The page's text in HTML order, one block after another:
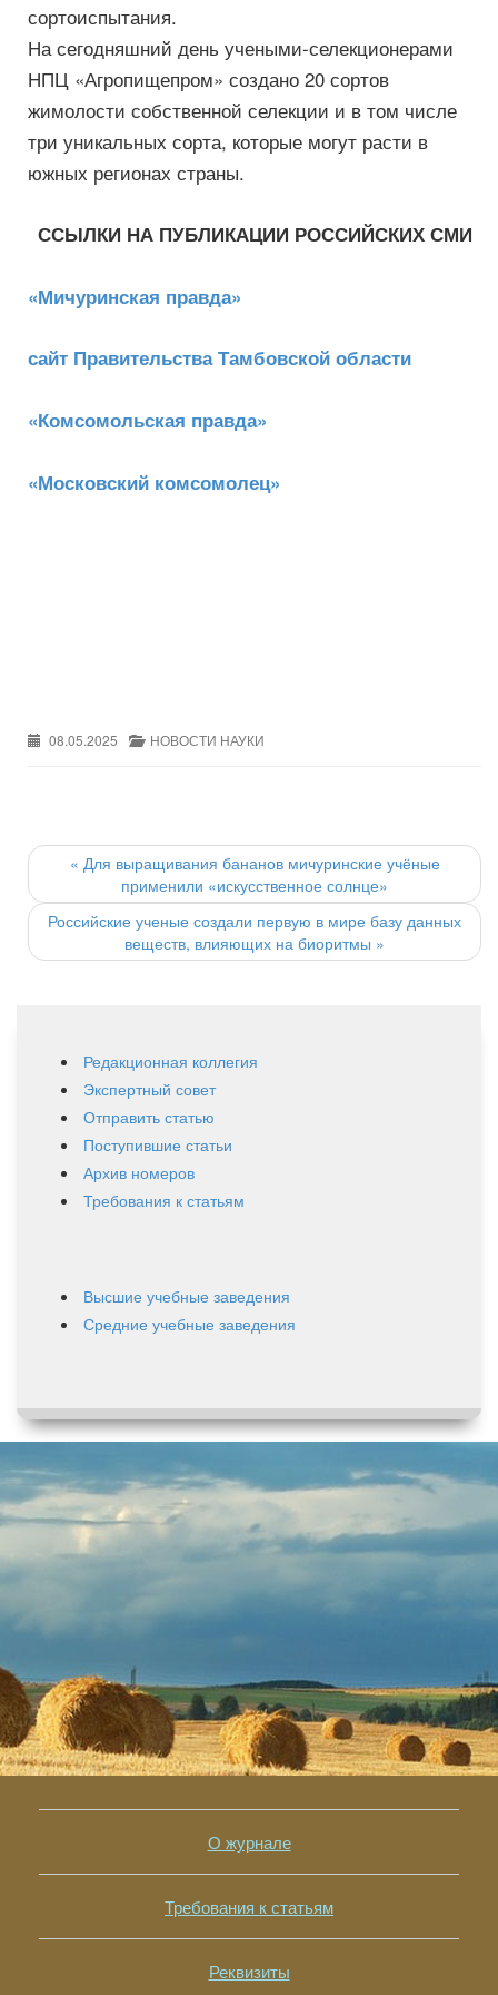
сортоиспытания.
На сегодняшний день учеными-селекционерами
НПЦ «Агропищепром» создано 20 сортов
жимолости собственной селекции и в том числе
три уникальных сорта, которые могут расти в
южных регионах страны.
ССЫЛКИ НА ПУБЛИКАЦИИ РОССИЙСКИХ СМИ
«Мичуринская правда»
сайт Правительства Тамбовской области
«Комсомольская правда»
«Московский комсомолец»
08.05.2025 НОВОСТИ НАУКИ
Post
navigation
« Для выращивания бананов мичуринские учёные
применили «искусственное солнце»
Российские ученые создали первую в мире базу данных
веществ, влияющих на биоритмы »
Редакционная коллегия
Экспертный совет
Отправить статью
Поступившие статьи
Архив номеров
Требования к статьям
Высшие учебные заведения
Средние учебные заведения
О журнале
Требования к статьям
Реквизиты